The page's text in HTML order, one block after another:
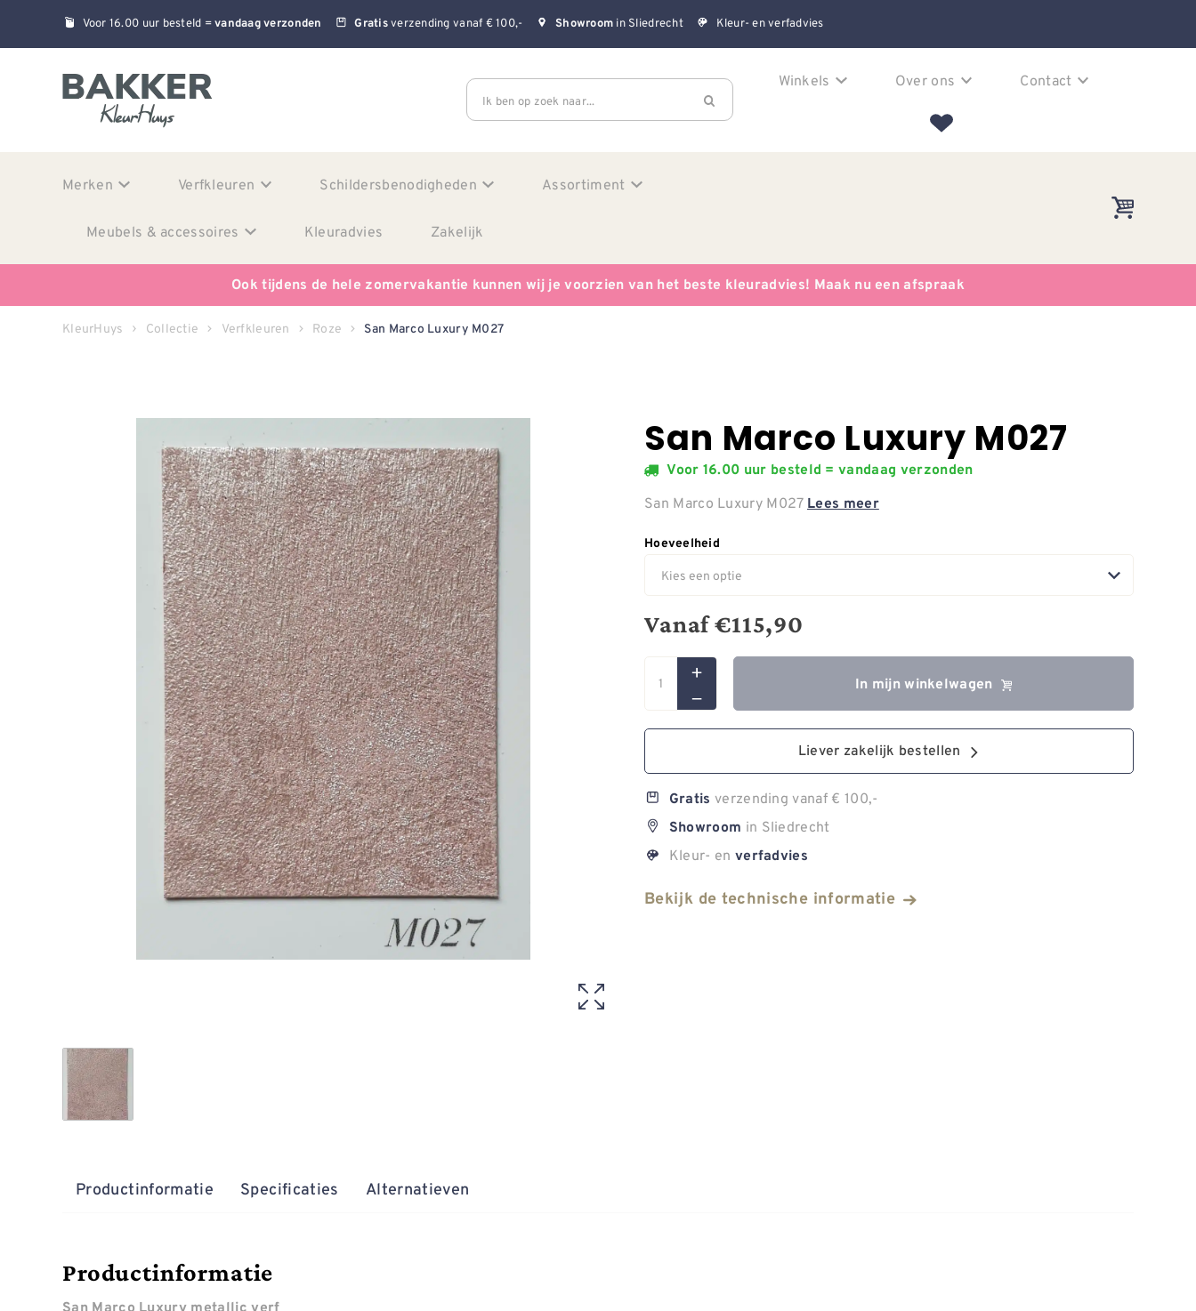
Voor 16.00 uur besteld =vandaag verzonden Gratisverzending vanaf € 100,- Showroom in Sliedrecht Kleur- en verfadvies
Ik ben op zoek naar...
Winkels Over ons Contact
Merken Verfkleuren Schildersbenodigheden Assortiment
Meubels & accessoires Kleuradvies Zakelijk
Ook tijdens de hele zomervakantie kunnen wij je voorzien van het beste kleuradvies! Maak nu een afspraak
KleurHuys Collectie Verfkleuren Roze San Marco Luxury M027
San Marco Luxury M027
Voor 16.00 uur besteld = vandaag verzonden
San Marco Luxury M027 Lees meer
Hoeveelheid
Vanaf€115,90
In mijn winkelwagen
Liever zakelijk bestellen
Gratis verzending vanaf € 100,-
Showroom in Sliedrecht
Kleur- en verfadvies
Bekijk de technische informatie
Productinformatie Specificaties Alternatieven
Productinformatie